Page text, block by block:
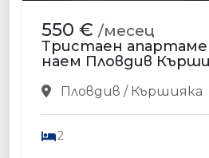
550 € /месец
Тристаен
наем Пловдив
Пловдив / Кършияка
2